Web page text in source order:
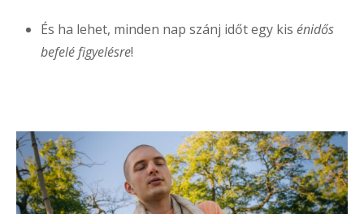
És ha lehet, minden nap szánj időt egy kis énidős
befelé figyelésre!